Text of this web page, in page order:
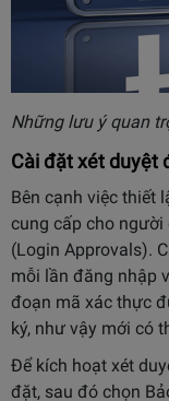
Những lưu ý quan
Cài đặt xét duyệt
Bên cạnh việc thiết
cung cấp cho người
(Login Approvals).
mỗi lần đăng nhập
đoạn mã xác thực
ký, như vậy mới có
Để kích hoạt xét
đặt, sau đó chọn